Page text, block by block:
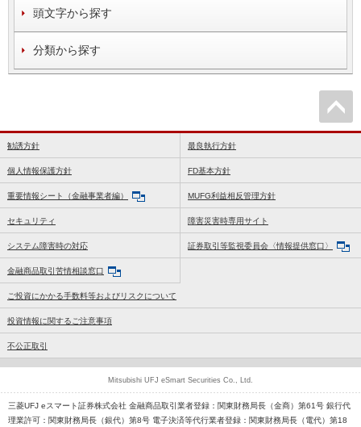
頭文字から探す
分類から探す
勧誘方針 最良執行方針
個人情報保護方針 FD基本方針
重要情報シート（金融事業者編） MUFG利益相反管理方針
セキュリティ 障害災害時専用サイト
システム障害時の対応 証券取引等監視委員会〈情報提供窓口〉
金融商品取引苦情相談窓口
ご投資にかかる手数料等およびリスクについて
投資情報に関するご注意事項
不公正取引
三菱UFJ eスマート証券株式会社 金融商品取引業者登録：関東財務局長（金商）第61号 銀行代
理業許可：関東財務局長（銀代）第8号 電子決済等代行業者登録：関東財務局長（電代）第18
Mitsubishi UFJ eSmart Securities Co., Ltd.